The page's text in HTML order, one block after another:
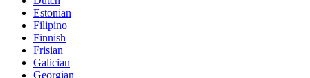
Estonian
Filipino
Finnish
Frisian
Galician
Georgian